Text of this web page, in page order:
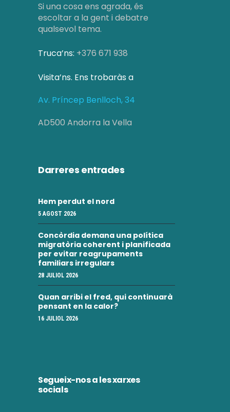
Si una cosa ens agrada, és
escoltar a la gent i debatre
qualsevol tema.
Truca’ns: +376 671 938
Visita’ns. Ens trobaràs a
Av. Príncep Benlloch, 34
AD500 Andorra la Vella
Darreres entrades
Hem perdut el nord
5 AGOST 2026
Concòrdia demana una política
migratòria coherent i planificada
per evitar reagrupaments
familiars irregulars
28 JULIOL 2026
Quan arribi el fred, qui continuarà
pensant en la calor?
16 JULIOL 2026
Segueix-nos a les xarxes
socials